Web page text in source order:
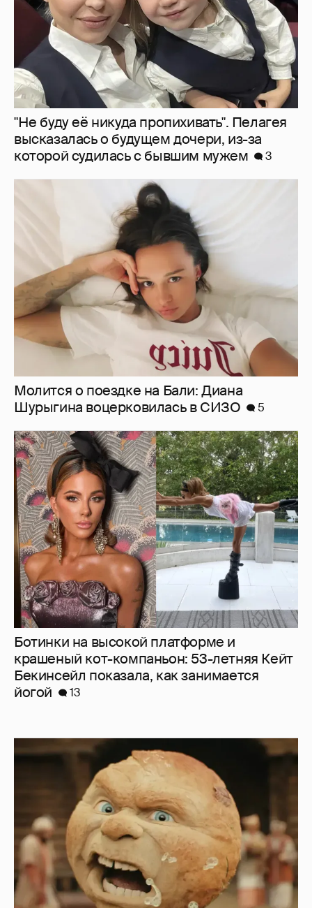
Молится о поездке на Бали: Диана
Шурыгина воцерковилась в СИЗО
Ботинки на высокой платформе и
крашеный кот-компаньон: 53-летняя Кейт
Бекинсейл показала, как занимается
йогой
13
Нулевой рейтинг, мемы и "туалетный
юмор": в сети обсуждают провал "Колобка"